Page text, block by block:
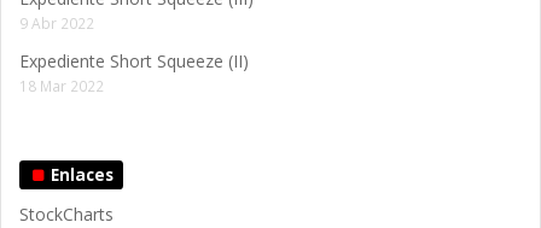
9 Abr 2022
Expediente Short Squeeze (II)
18 Mar 2022
Enlaces
StockCharts